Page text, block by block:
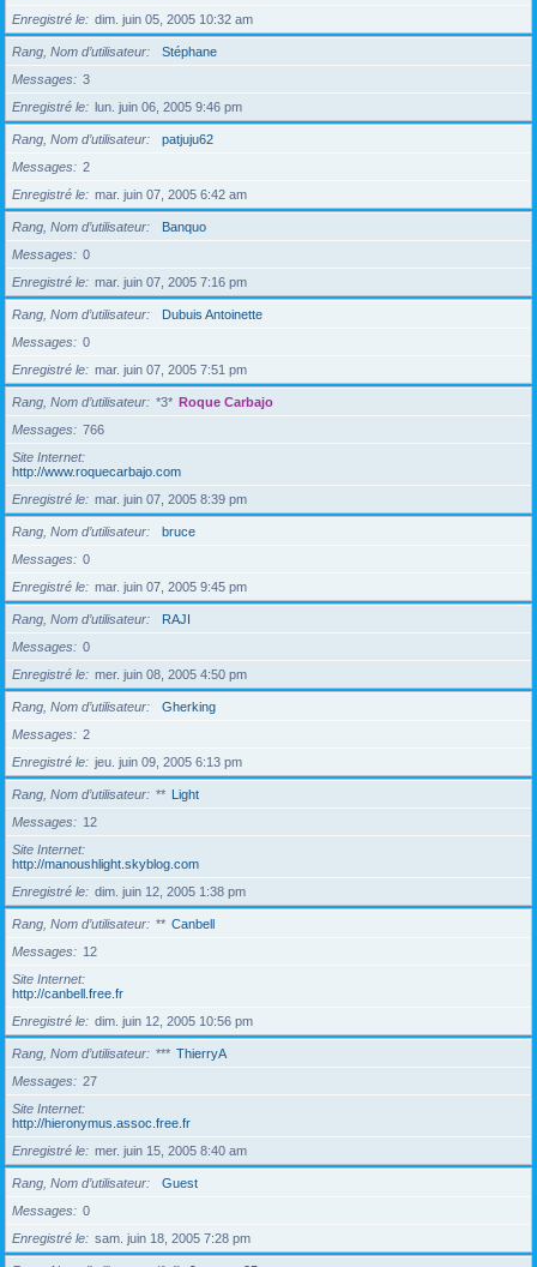
Enregistré le
dim. juin 05, 2005 10:32 am
Rang, Nom d’utilisateur
Stéphane
Messages
3
Enregistré le
lun. juin 06, 2005 9:46 pm
Rang, Nom d’utilisateur
patjuju62
Messages
2
Enregistré le
mar. juin 07, 2005 6:42 am
Rang, Nom d’utilisateur
Banquo
Messages
0
Enregistré le
mar. juin 07, 2005 7:16 pm
Rang, Nom d’utilisateur
Dubuis Antoinette
Messages
0
Enregistré le
mar. juin 07, 2005 7:51 pm
Rang, Nom d’utilisateur *3* Roque Carbajo
Messages
766
Site Internet
http://www.roquecarbajo.com
Enregistré le
mar. juin 07, 2005 8:39 pm
Rang, Nom d’utilisateur
bruce
Messages
0
Enregistré le
mar. juin 07, 2005 9:45 pm
Rang, Nom d’utilisateur
RAJI
Messages
0
Enregistré le
mer. juin 08, 2005 4:50 pm
Rang, Nom d’utilisateur
Gherking
Messages
2
Enregistré le
jeu. juin 09, 2005 6:13 pm
Rang, Nom d’utilisateur ** Light
Messages
12
Site Internet
http://manoushlight.skyblog.com
Enregistré le
dim. juin 12, 2005 1:38 pm
Rang, Nom d’utilisateur ** Canbell
Messages
12
Site Internet
http://canbell.free.fr
Enregistré le
dim. juin 12, 2005 10:56 pm
Rang, Nom d’utilisateur *** ThierryA
Messages
27
Site Internet
http://hieronymus.assoc.free.fr
Enregistré le
mer. juin 15, 2005 8:40 am
Rang, Nom d’utilisateur
Guest
Messages
0
Enregistré le
sam. juin 18, 2005 7:28 pm